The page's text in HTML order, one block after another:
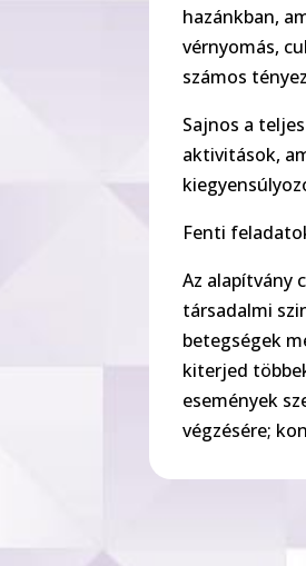
hazánkban,
vérnyomás,
számos
Sajnos a
aktivitások,
Fenti
Az alapítvány
társadalmi
betegségek
kiterjed
események
végzésére;